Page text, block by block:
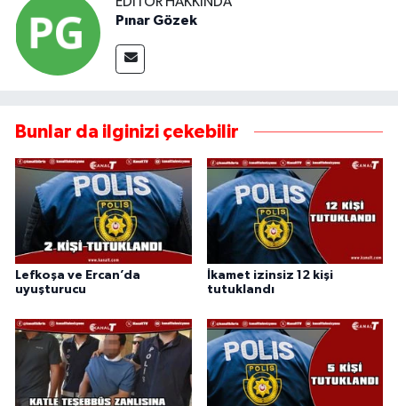
Pınar Gözek
Bunlar da ilginizi çekebilir
Lefkoşa ve Ercan’da
uyuşturucu
İkamet izinsiz 12 kişi
tutuklandı